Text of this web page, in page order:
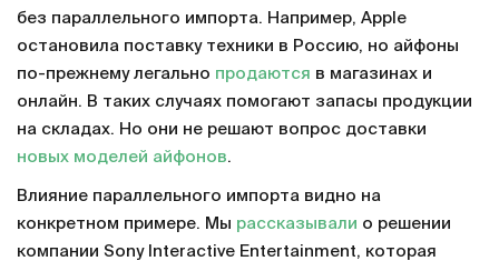
без параллельного импорта. Например, Apple
остановила поставку техники в Россию, но айфоны
по-прежнему легально продаются в магазинах и
онлайн. В таких случаях помогают запасы продукции
на складах. Но они не решают вопрос доставки
новых моделей айфонов.
Влияние параллельного импорта видно на
конкретном примере. Мы рассказывали о решении
компании Sony Interactive Entertainment, которая